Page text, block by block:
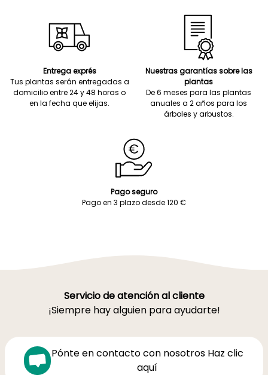
Entrega exprés
Tus plantas serán entregadas a
domicilio entre 24 y 48 horas o
en la fecha que elijas.
Nuestras garantías sobre las
plantas
De 6 meses para las plantas
anuales a 2 años para los
árboles y arbustos.
Pago seguro
Pago en 3 plazo desde 120 €
Servicio de atención al cliente
¡Siempre hay alguien para ayudarte!
Pónte en contacto con nosotros Haz clic
aquí